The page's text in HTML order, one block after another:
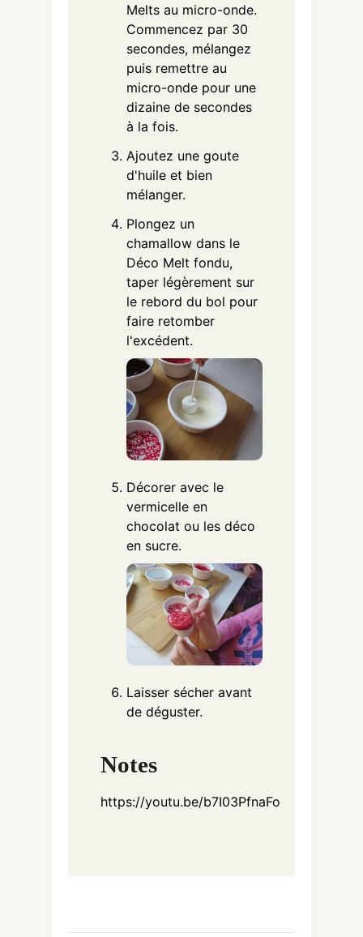
Melts au micro-onde.
Commencez par 30
secondes, mélangez
puis remettre au
micro-onde pour une
dizaine de secondes
à la fois.
Ajoutez une goute
d'huile et bien
mélanger.
Plongez un
chamallow dans le
Déco Melt fondu,
taper légèrement sur
le rebord du bol pour
faire retomber
l'excédent.
Décorer avec le
vermicelle en
chocolat ou les déco
en sucre.
Laisser sécher avant
de déguster.
Notes
https://youtu.be/b7I03PfnaFo